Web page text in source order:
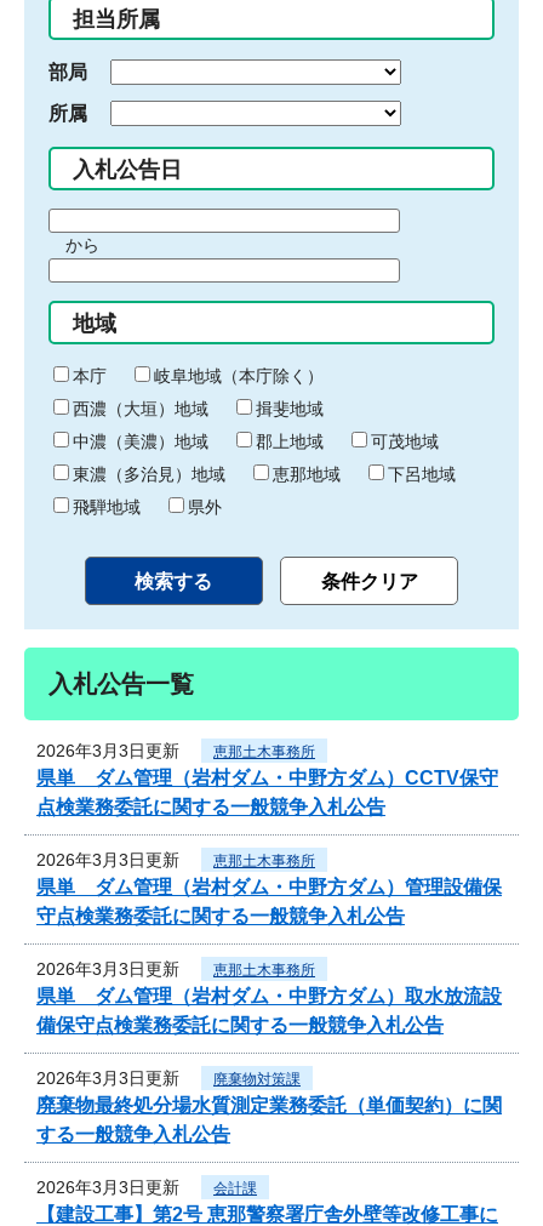
入
力
担当所属
部局
所属
入札公告日
間
始
り
から
間
終
わ
り
地域
本庁
岐阜地域（本庁除く）
西濃（大垣）地域
揖斐地域
中濃（美濃）地域
郡上地域
可茂地域
東濃（多治見）地域
恵那地域
下呂地域
飛騨地域
県外
入札公告一覧
2026年3月3日更新 恵那土木事務所
県単 ダム管理（岩村ダム・中野方ダム）CCTV保守
点検業務委託に関する一般競争入札公告
2026年3月3日更新 恵那土木事務所
県単 ダム管理（岩村ダム・中野方ダム）管理設備保
守点検業務委託に関する一般競争入札公告
2026年3月3日更新 恵那土木事務所
県単 ダム管理（岩村ダム・中野方ダム）取水放流設
備保守点検業務委託に関する一般競争入札公告
2026年3月3日更新 廃棄物対策課
廃棄物最終処分場水質測定業務委託（単価契約）に関
する一般競争入札公告
2026年3月3日更新 会計課
【建設工事】第2号 恵那警察署庁舎外壁等改修工事に